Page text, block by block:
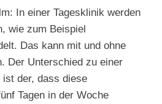
In einer Tagesklinik werden
wie zum Beispiel
Das kann mit und ohne
Der Unterschied zu einer
ist der, dass diese
Tagen in der Woche